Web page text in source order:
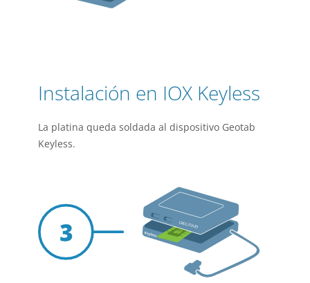
Instalación en IOX Keyless
La platina queda soldada al dispositivo Geotab
Keyless.